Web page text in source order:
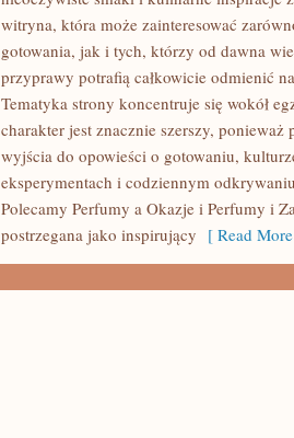
witryna, która może zainteresować
gotowania, jak i tych, którzy od dawna
przyprawy potrafią całkowicie odmienić
Tematyka strony koncentruje się wokół
charakter jest znacznie szerszy,
wyjścia do opowieści o gotowaniu,
eksperymentach i codziennym
Polecamy Perfumy a Okazje i Perfumy i
postrzegana jako inspirujący [ Read